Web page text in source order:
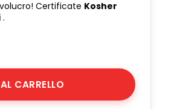
Certificate Kosher
.
CARRELLO